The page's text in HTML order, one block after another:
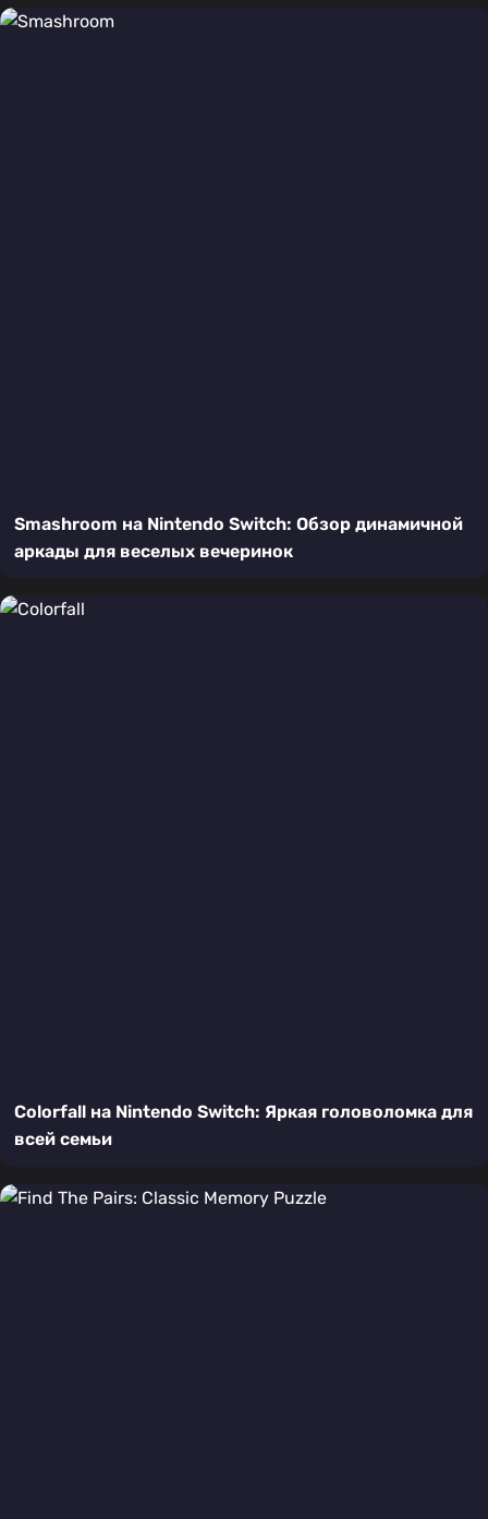
Smashroom на Nintendo Switch: Обзор динамичной
аркады для веселых вечеринок
Colorfall на Nintendo Switch: Яркая головоломка для
всей семьи